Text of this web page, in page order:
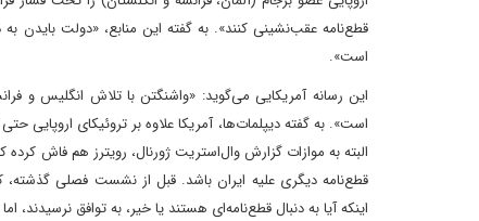
قطع‌نامه عقب‌نشینی کنند». به گفته این منابع، «دولت بایدن
است».
این رسانه آمریکایی می‌گوید: «واشنگتن با تلاش انگلیس و
است». به گفته دیپلمات‌ها، آمریکا علاوه بر تروئیکای اروپایی
البته به موازات گزارش وال‌استریت‌ ژورنال، رویترز هم فاش
قطع‌نامه دیگری علیه ایران باشد. قبل از نشست فصلی گذشته،
اینکه آیا به دنبال قطع‌نامه‌ای هستند یا خیر،‌ به توافق نرسیدند،